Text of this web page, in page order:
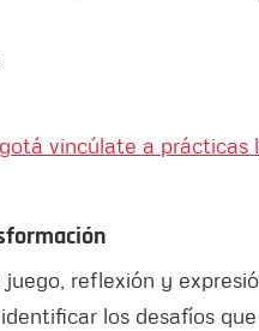
vincúlate a prácticas
reflexión y
los desafíos